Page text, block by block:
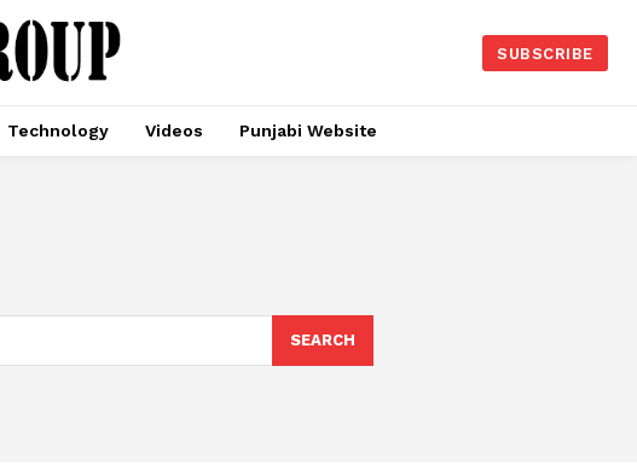
SUBSCRIBE
Technology Videos Punjabi Website
SEARCH